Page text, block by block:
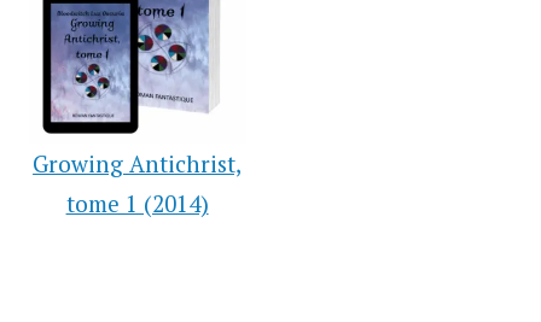
Growing Antichrist,
tome 1 (2014)